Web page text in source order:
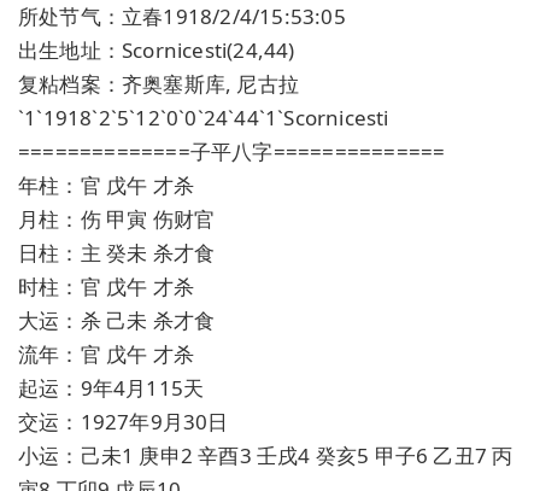
所处节气：立春1918/2/4/15:53:05
出生地址：Scornicesti(24,44)
复粘档案：齐奥塞斯库, 尼古拉
`1`1918`2`5`12`0`0`24`44`1`Scornicesti
==============子平八字==============
年柱：官 戊午 才杀
月柱：伤 甲寅 伤财官
日柱：主 癸未 杀才食
时柱：官 戊午 才杀
大运：杀 己未 杀才食
流年：官 戊午 才杀
起运：9年4月115天
交运：1927年9月30日
小运：己未1 庚申2 辛酉3 壬戌4 癸亥5 甲子6 乙丑7 丙